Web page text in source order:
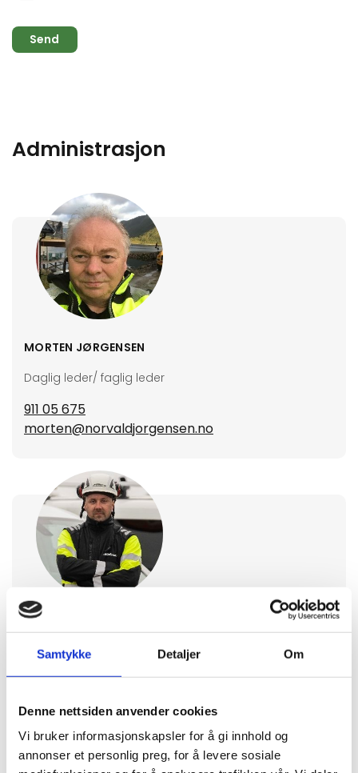
Samtykke Detaljer Om
Denne nettsiden anvender cookies
Vi bruker informasjonskapsler for å gi innhold og
annonser et personlig preg, for å levere sosiale
Administrasjon
MORTEN JØRGENSEN
Daglig leder/ faglig leder
911 05 675
morten@norvaldjorgensen.no
Prosjektleder
raymond@norvaldjorgensen.no